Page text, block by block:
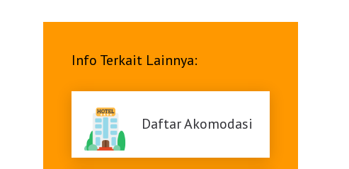
Info Terkait Lainnya:
Daftar Akomodasi